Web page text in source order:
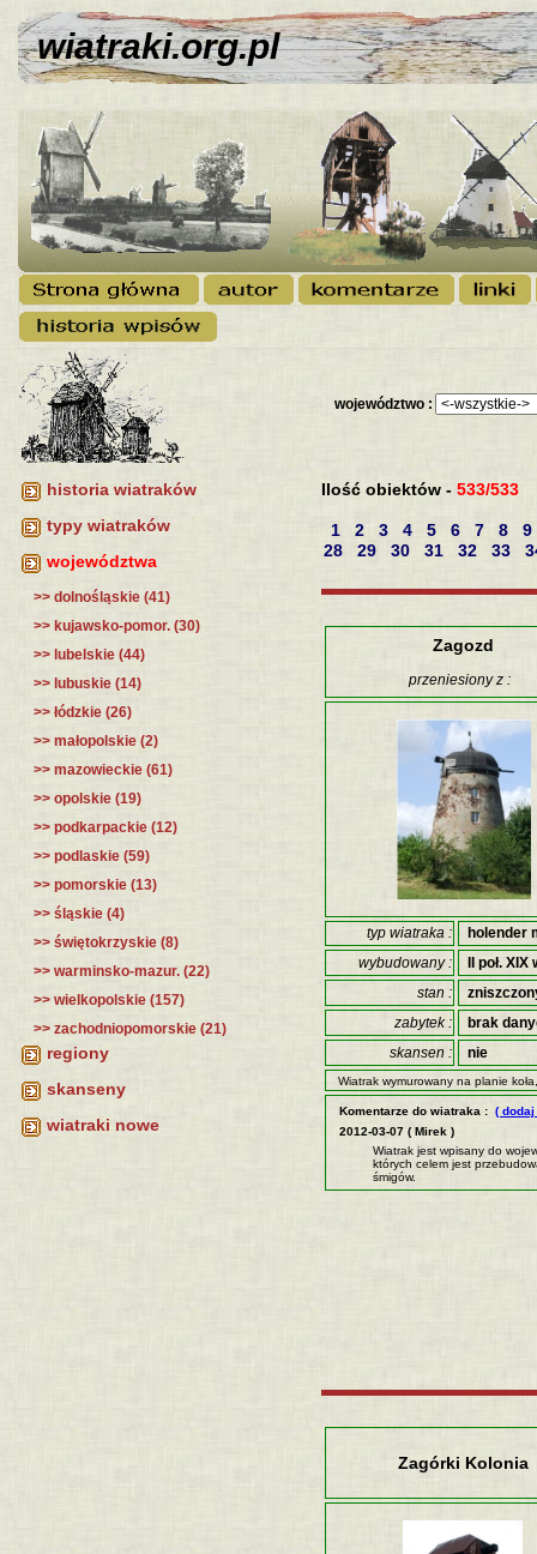
wiatraki.org.pl
historia wiatraków
typy wiatraków
województwa
>> dolnośląskie (41)
>> kujawsko-pomor. (30)
>> lubelskie (44)
>> lubuskie (14)
>> łódzkie (26)
>> małopolskie (2)
>> mazowieckie (61)
>> opolskie (19)
>> podkarpackie (12)
>> podlaskie (59)
>> pomorskie (13)
>> śląskie (4)
>> świętokrzyskie (8)
>> warminsko-mazur. (22)
>> wielkopolskie (157)
>> zachodniopomorskie (21)
regiony
skanseny
wiatraki nowe
województwo :
Ilość obiektów - 533/533
1 2 3 4 5 6 7 8
9
28
29 30 31 32 33
Zagozd
przeniesiony z :
typ wiatraka :
holender
wybudowany :
II poł. XIX
stan :
zabytek :
brak
skansen :
nie
Wiatrak wymurowany na planie
Komentarze do wiatraka : (
2012-03-07 ( Mirek )
Wiatrak jest wpisany do
których celem jest
śmigów.
Zagórki Kolonia